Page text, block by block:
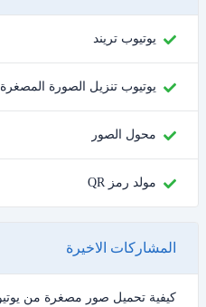
يوتيوب تريند
يوتيوب تنزيل الصورة المصغرة
محول الصور
مولد رمز QR
المشاركات الاخيرة